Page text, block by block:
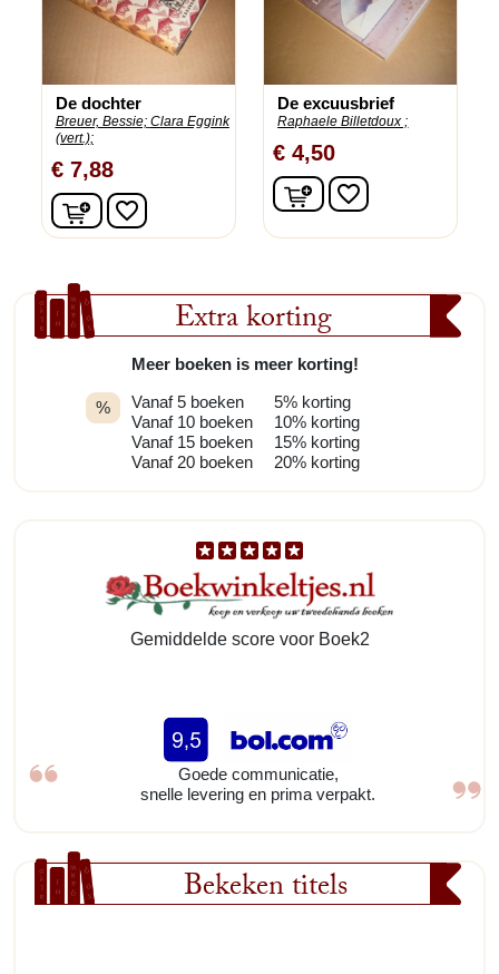
Extra korting
%
Meer boeken is meer korting!
Vanaf 5 boeken
Vanaf 10 boeken
Vanaf 15 boeken
Vanaf 20 boeken
5% korting
10% korting
15% korting
20% korting
Gemiddelde score voor Boek2
Goede communicatie,
snelle levering en prima verpakt.
Bekeken titels
De dochter
Breuer, Bessie; Clara Eggink
(vert.);
€ 7,88
In winkelwagen
favorite_border
De excuusbrief
Raphaele Billetdoux ;
€ 4,50
In winkelwagen
favorite_border